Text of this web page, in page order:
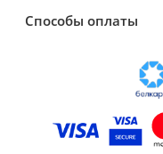
Способы оплаты